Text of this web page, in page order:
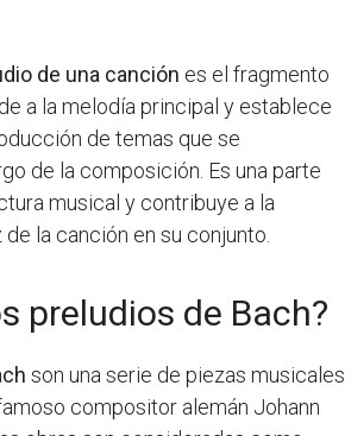
de una canción es el fragmento
a la melodía principal y establece
de temas que se
de la composición. Es una parte
musical y contribuye a la
la canción en su conjunto.
preludios de Bach?
son una serie de piezas musicales
compositor alemán Johann